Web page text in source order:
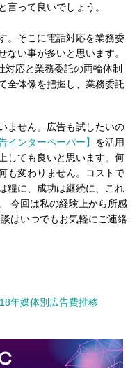
言って良いでしょう。
。そこに電話対応を業務委
い事が多いと思います。
対応と業務委託の両輪体制
全体像を把握し、業務委託
ません。広告も試したいの
インターペーパー】 を活用
しても良いと思います。何
も変わりません。コストで
糧に、成功は継続に、これ
今回は私の経験上から所感
はいつでもお気軽にご連絡
年媒体別広告費推移